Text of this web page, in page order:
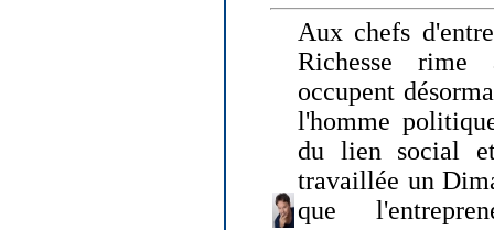
Aux chefs
Richesse rime
occupent
l'homme
du lien social
travaillée un
que